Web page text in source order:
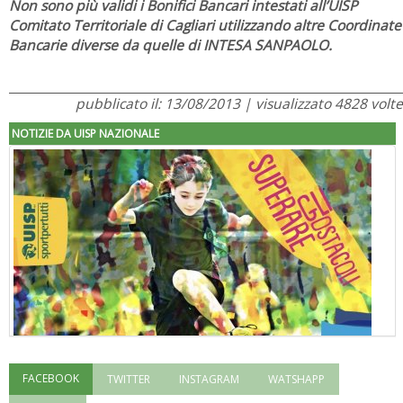
Non sono più validi i Bonifici Bancari intestati all’UISP
Comitato Territoriale di Cagliari utilizzando altre Coordinate
Bancarie diverse da quelle di INTESA SANPAOLO.
pubblicato il: 13/08/2013 | visualizzato 4828 volte
NOTIZIE DA UISP NAZIONALE
"Superare gli ostacoli": la relazione di Tiziano Pesce al CN Uisp
FACEBOOK TWITTER INSTAGRAM WATSHAPP